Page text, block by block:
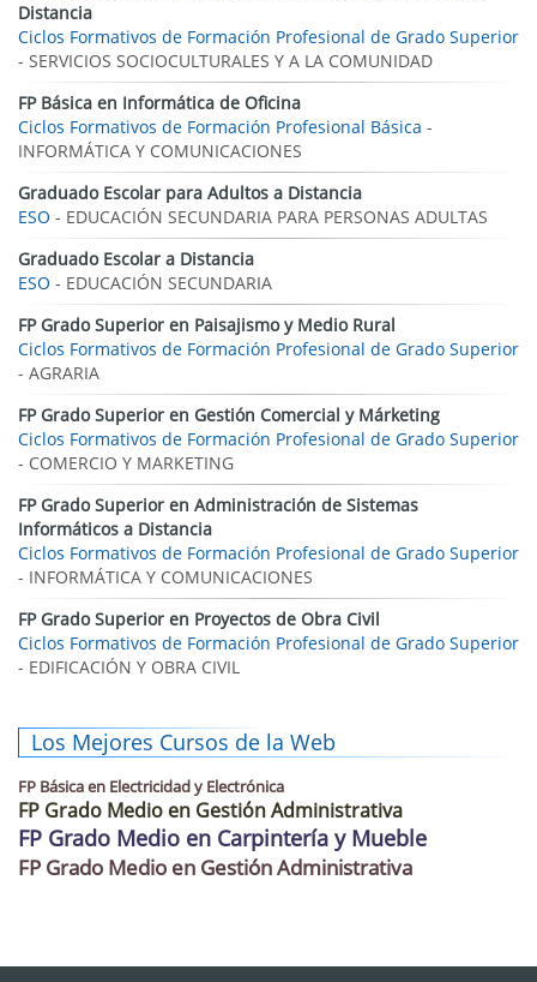
Distancia
Ciclos Formativos de Formación Profesional de Grado Superior
- SERVICIOS SOCIOCULTURALES Y A LA COMUNIDAD
FP Básica en Informática de Oficina
Ciclos Formativos de Formación Profesional Básica -
INFORMÁTICA Y COMUNICACIONES
Graduado Escolar para Adultos a Distancia
ESO - EDUCACIÓN SECUNDARIA PARA PERSONAS ADULTAS
Graduado Escolar a Distancia
ESO - EDUCACIÓN SECUNDARIA
FP Grado Superior en Paisajismo y Medio Rural
Ciclos Formativos de Formación Profesional de Grado Superior
- AGRARIA
FP Grado Superior en Gestión Comercial y Márketing
Ciclos Formativos de Formación Profesional de Grado Superior
- COMERCIO Y MARKETING
FP Grado Superior en Administración de Sistemas
Informáticos a Distancia
Ciclos Formativos de Formación Profesional de Grado Superior
- INFORMÁTICA Y COMUNICACIONES
FP Grado Superior en Proyectos de Obra Civil
Ciclos Formativos de Formación Profesional de Grado Superior
- EDIFICACIÓN Y OBRA CIVIL
Los Mejores Cursos de la Web
FP Básica en Electricidad y Electrónica
FP Grado Medio en Gestión Administrativa
FP Grado Medio en Carpintería y Mueble
FP Grado Medio en Gestión Administrativa